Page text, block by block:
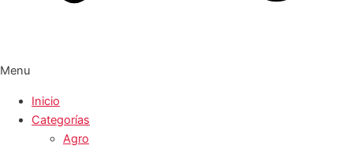
Menu
Inicio
Categorías
Agro